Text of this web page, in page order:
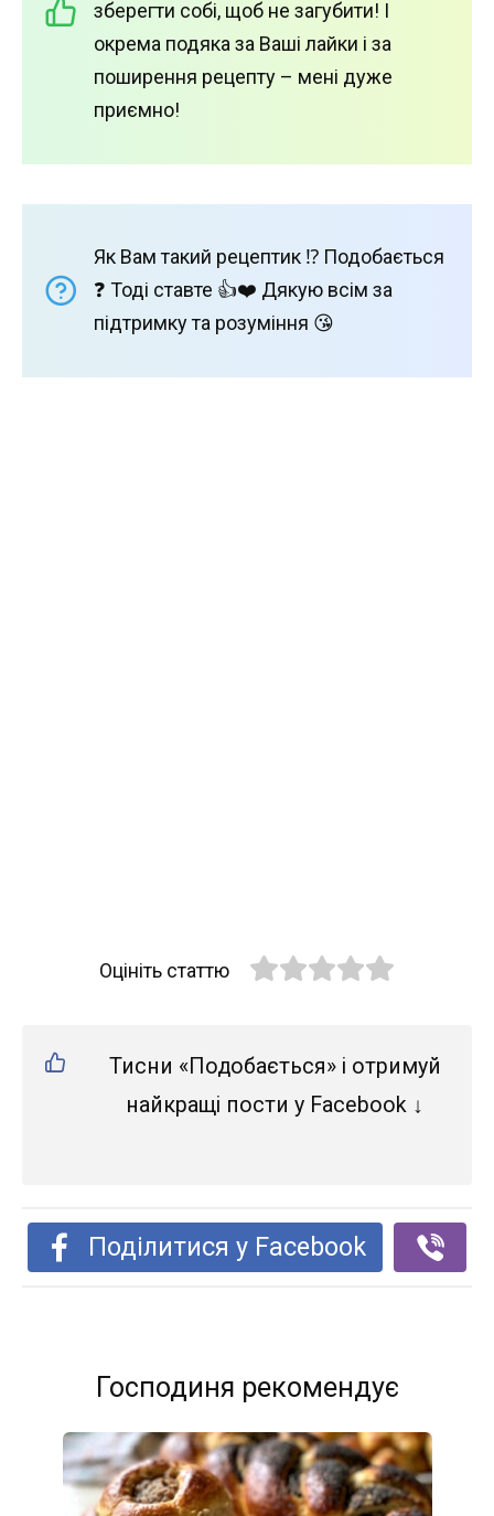
зберегти собі, щоб не загубити! І
окрема подяка за Ваші лайки і за
поширення рецепту – мені дуже
приємно!
Як Вам такий рецептик ⁉️ Подобається
❓ Тоді ставте 👍❤️ Дякую всім за
підтримку та розуміння 😘
Оцініть статтю
Тисни «Подобається» і отримуй
найкращі пости у Facebook ↓
Поділитися у Facebook
Господиня рекомендує